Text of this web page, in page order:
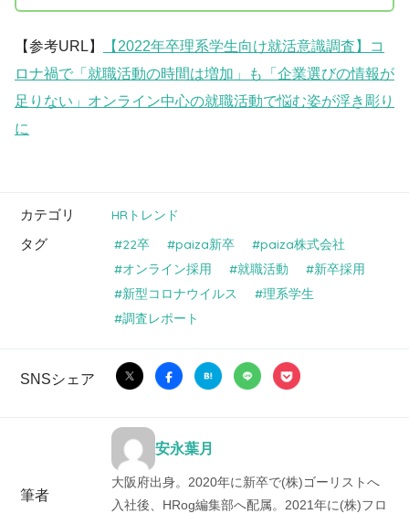
【参考URL】
【2022年卒理系学生向け就活意識調査】コ
ロナ禍で「就職活動の時間は増加」も「企業選びの情報が
足りない」オンライン中心の就職活動で悩む姿が浮き彫り
に
カテゴリ HRトレンド
タグ 22卒 paiza新卒
paiza株式会社
オンライン採用
就職活動
新卒採用
新型コロナウイルス
理系学生
調査レポート
SNSシェア
筆者
安永葉月
大阪府出身。2020年に新卒で(株)ゴーリストへ
入社後、HRog編集部へ配属。2021年に(株)フロ